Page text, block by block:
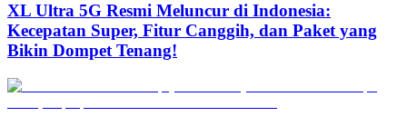
XL Ultra 5G Resmi Meluncur di Indonesia:
Kecepatan Super, Fitur Canggih, dan Paket yang
Bikin Dompet Tenang!